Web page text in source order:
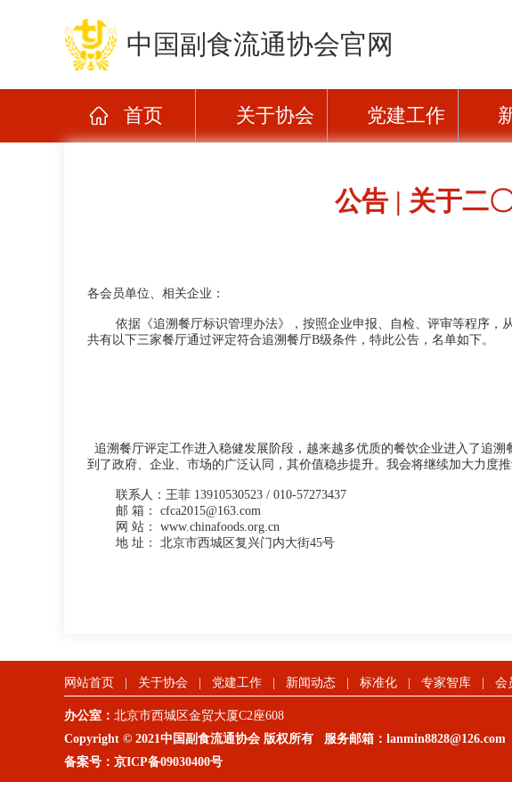
中国副食流通协会官网
首页 关于协会 党建工作
公告 | 关于二
各会员单位、相关企业：
依据《追溯餐厅标识管理办法》，按照企业申报、自检、评审等程序，
共有以下三家餐厅通过评定符合追溯餐厅B级条件，特此公告，名单如下。
追溯餐厅评定工作进入稳健发展阶段，越来越多优质的餐饮企业进入了追
到了政府、企业、市场的广泛认同，其价值稳步提升。我会将继续加大力度
联系人：王菲 13910530523 / 010-57273437
邮 箱： cfca2015@163.com
网 站： www.chinafoods.org.cn
地 址： 北京市西城区复兴门内大街45号
网站首页 关于协会 党建工作 新闻动态 标准化 专家智库 会
办公室： 北京市西城区金贸大厦C2座608
Copyright © 2021中国副食流通协会 版权所有 服务邮箱：lanmin8828@126.com
备案号： 京ICP备09030400号